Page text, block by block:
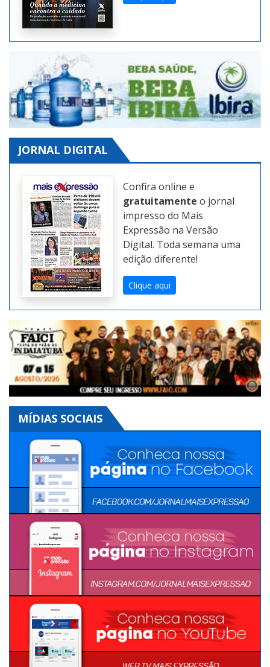
JORNAL DIGITAL
Confira online e
gratuitamente o jornal
impresso do Mais
Expressão na Versão
Digital. Toda semana uma
edição diferente!
Clique aqui
MÍDIAS SOCIAIS